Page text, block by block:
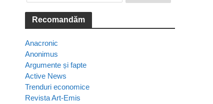
Recomandăm
Anacronic
Anonimus
Argumente și fapte
Active News
Trenduri economice
Revista Art-Emis